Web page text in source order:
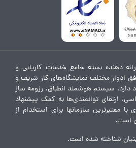
دهنده بسته جامع خدمات کاریابی و
ادوار مختلف نمایشگاه‌های کار شریف و
دارد. سیستم هوشمند انطباق، رزومه ساز
ارتقای توانمندی‌ها به کمک پیشنهاد
معتبرترین سازمانها برای استخدام از
است.
شناخته شده است.